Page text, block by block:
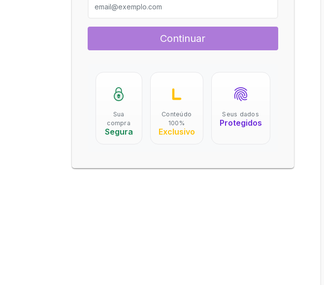
Continuar
Sua
compra
Segura
Conteúdo
100%
Exclusivo
Seus dados
Protegidos